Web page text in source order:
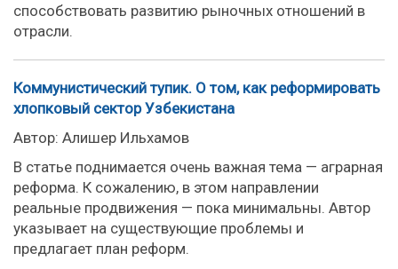
способствовать развитию рыночных отношений в
отрасли.
Коммунистический тупик. О том, как реформировать
хлопковый сектор Узбекистана
Автор: Алишер Ильхамов
В статье поднимается очень важная тема — аграрная
реформа. К сожалению, в этом направлении
реальные продвижения — пока минимальны. Автор
указывает на существующие проблемы и
предлагает план реформ.